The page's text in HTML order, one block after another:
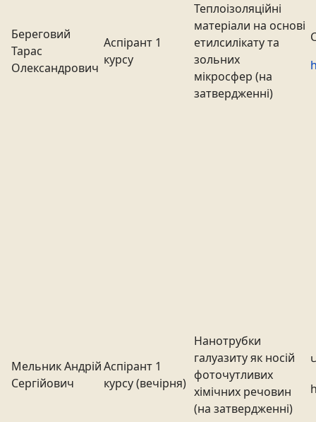
Береговий
Тарас
Олександрович
Аспірант 1
курсу
Теплоізоляційні
матеріали на основі
етилсилікату та
зольних
мікросфер (на
затвердженні)
Мельник Андрій
Сергійович
Аспірант 1
курсу (вечірня)
Нанотрубки
галуазиту як носій
фоточутливих
хімічних речовин
(на затвердженні)